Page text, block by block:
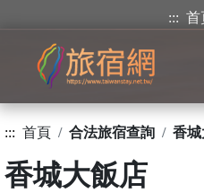
::: 首
::: 首頁 合法旅宿查詢 香
香城大飯店